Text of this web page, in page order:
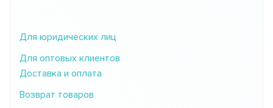
Для юридических лиц
Для оптовых клиентов
Доставка и оплата
Возврат товаров